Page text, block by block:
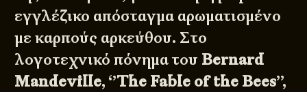
εγγλέζικο απόσταγμα αρωματισμένο
με καρπούς αρκεύθου. Στο
λογοτεχνικό πόνημα του Bernard
Mandeville, ‘’The Fable of the Bees’’,